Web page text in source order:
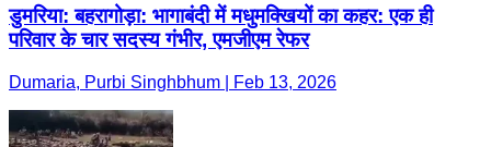
डुमरिया: बहरागोड़ा: भागाबंदी में मधुमक्खियों का कहर: एक ही
परिवार के चार सदस्य गंभीर, एमजीएम रेफर
Dumaria, Purbi Singhbhum | Feb 13, 2026